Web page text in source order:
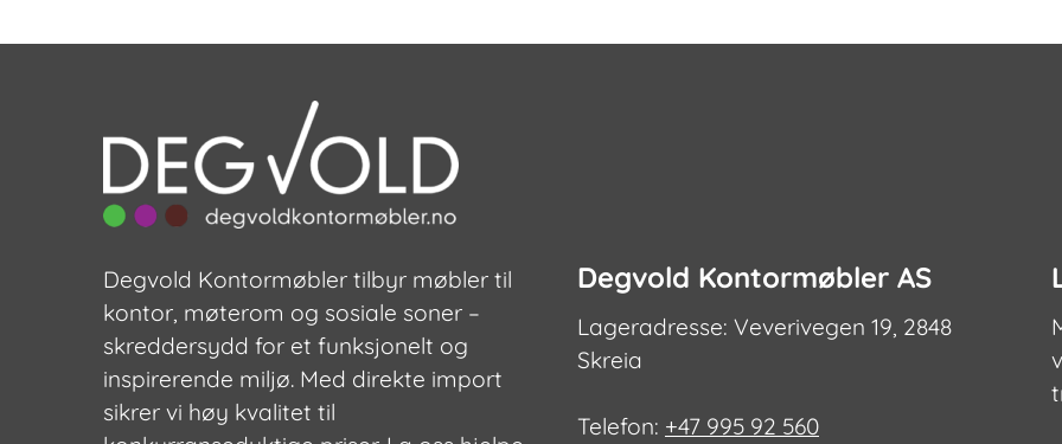
kan
Degvold Kontormøbler tilbyr møbler til
kontor, møterom og sosiale soner –
skreddersydd for et funksjonelt og
inspirerende miljø. Med direkte import
sikrer vi høy kvalitet til
Degvold Kontormøbler AS
Lageradresse: Veverivegen 19, 2848
Skreia
Telefon: +47 995 92 560